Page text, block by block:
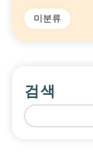
미분류
검색